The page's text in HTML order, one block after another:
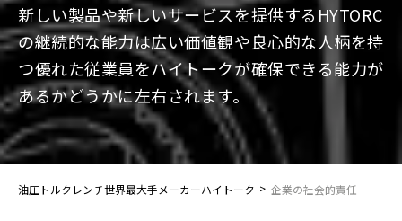
新しい製品や新しいサービスを提供するHYTORC
の継続的な能力は広い価値観や良心的な人柄を持
つ優れた従業員をハイトークが確保できる能力が
あるかどうかに左右されます。
油圧トルクレンチ世界最大手メーカーハイトーク > 企業の社会的責任